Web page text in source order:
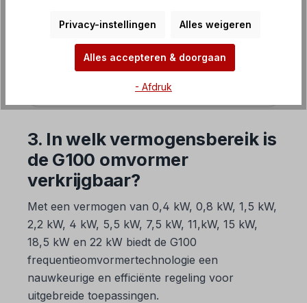
SMARTdrive frequentieomvormer
Softstarters / zachte starters
Gelijkstroombesturingseenheid
3. In welk vermogensbereik is
de G100 omvormer
verkrijgbaar?
Met een vermogen van 0,4 kW, 0,8 kW, 1,5 kW,
2,2 kW, 4 kW, 5,5 kW, 7,5 kW, 11,kW, 15 kW,
18,5 kW en 22 kW biedt de G100
frequentieomvormertechnologie een
nauwkeurige en efficiënte regeling voor
uitgebreide toepassingen.
Privacy-instellingen Alles weigeren
Alles accepteren & doorgaan
- Afdruk